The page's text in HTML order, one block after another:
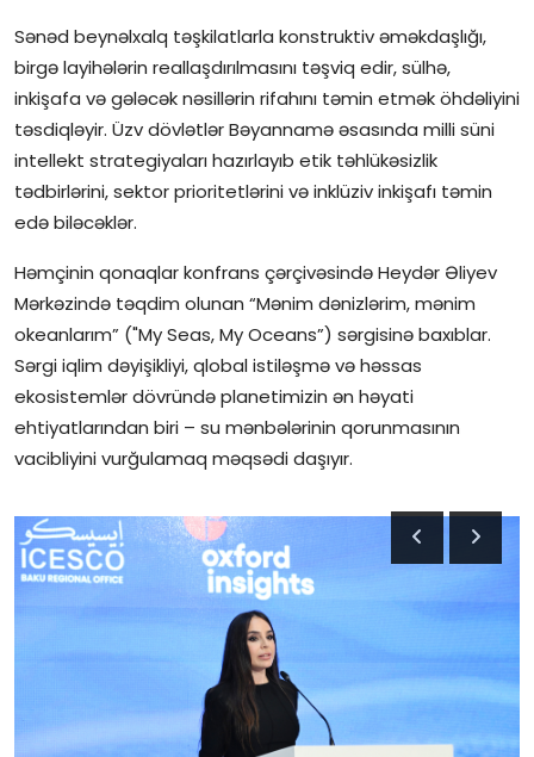
Sənəd beynəlxalq təşkilatlarla konstruktiv əməkdaşlığı,
birgə layihələrin reallaşdırılmasını təşviq edir, sülhə,
inkişafa və gələcək nəsillərin rifahını təmin etmək öhdəliyini
təsdiqləyir. Üzv dövlətlər Bəyannamə əsasında milli süni
intellekt strategiyaları hazırlayıb etik təhlükəsizlik
tədbirlərini, sektor prioritetlərini və inklüziv inkişafı təmin
edə biləcəklər.
Həmçinin qonaqlar konfrans çərçivəsində Heydər Əliyev
Mərkəzində təqdim olunan “Mənim dənizlərim, mənim
okeanlarım” ("My Seas, My Oceans”) sərgisinə baxıblar.
Sərgi iqlim dəyişikliyi, qlobal istiləşmə və həssas
ekosistemlər dövründə planetimizin ən həyati
ehtiyatlarından biri – su mənbələrinin qorunmasının
vacibliyini vurğulamaq məqsədi daşıyır.